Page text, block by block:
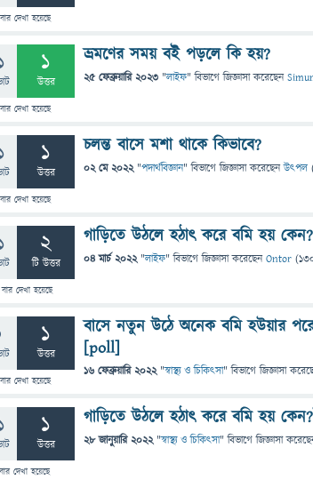
বার দেখা হয়েছে
1
উত্তর
দেখা হয়েছে
ভ্রমণের সময় বই পড়লে কি হয়?
25 ফেব্রুয়ারি 2023 "লাইফ" বিভাগে জিজ্ঞাসাকরেছেন
1
উত্তর
বার দেখা হয়েছে
চলন্ত বাসে মশা থাকে কিভাবে?
02 মে 2022 "পদার্থবিজ্ঞান" বিভাগে জিজ্ঞাসাকরেছেনউৎপল
2
টি উত্তর
বার দেখা হয়েছে
গাড়িতে উঠলে হঠাৎ করে বমি হয়
04 মার্চ 2022 "লাইফ" বিভাগে জিজ্ঞাসাকরেছেনOntor (
1
উত্তর
বার দেখা হয়েছে
বাসে নতুন উঠে অনেক বমি হউয়ার
[poll]
16 ফেব্রুয়ারি 2022 "স্বাস্থ্য ও চিকিৎসা" বিভাগে জিজ্ঞাসা
1
উত্তর
দেখা হয়েছে
গাড়িতে উঠলে হঠাৎ করে বমি হয়
28 জানুয়ারি 2022 "স্বাস্থ্য ও চিকিৎসা" বিভাগে জিজ্ঞাসা